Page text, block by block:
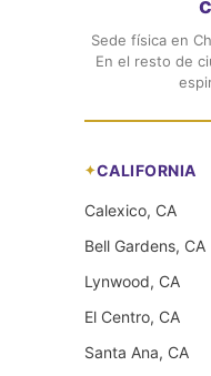
Sede física en
En el resto de
CALIFORNIA
Calexico, CA
Bell Gardens, CA
Lynwood, CA
El Centro, CA
Santa Ana, CA